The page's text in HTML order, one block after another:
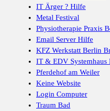
IT Ärger ? Hilfe
Metal Festival
Physiotherapie Praxis
Email Server Hilfe
KFZ Werkstatt Berlin
IT & EDV Systemhaus
Pferdehof am Weiler
Keine Website
Login Computer
Traum Bad